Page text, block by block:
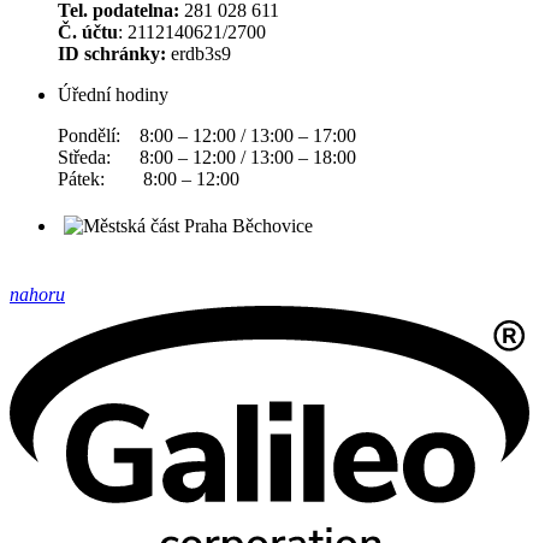
Tel. podatelna: 281 028 611
Č. účtu: 2112140621/2700
ID schránky: erdb3s9
Úřední hodiny
Pondělí: 8:00 – 12:00 / 13:00 – 17:00
Středa: 8:00 – 12:00 / 13:00 – 18:00
Pátek: 8:00 – 12:00
nahoru